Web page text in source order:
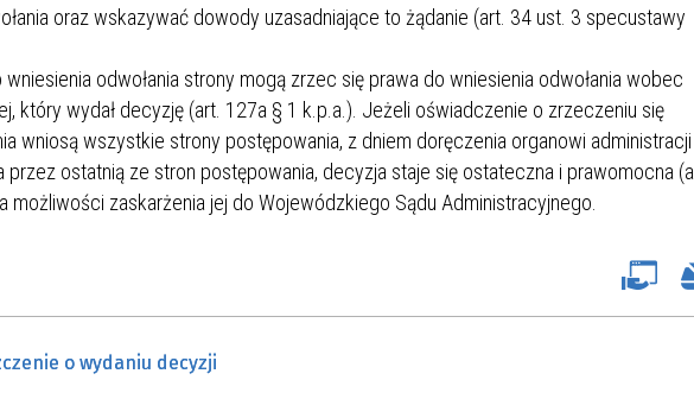
oraz wskazywać dowody uzasadniające to żądanie (art. 34 ust. 3 specustawy
odwołania strony mogą zrzec się prawa do wniesienia odwołania wobec
który wydał decyzję (art. 127a § 1 k.p.a.). Jeżeli oświadczenie o zrzeczeniu się
wniosą wszystkie strony postępowania, z dniem doręczenia organowi administracji
ostatnią ze stron postępowania, decyzja staje się ostateczna i prawomocna
możliwości zaskarżenia jej do Wojewódzkiego Sądu Administracyjnego.
o wydaniu decyzji